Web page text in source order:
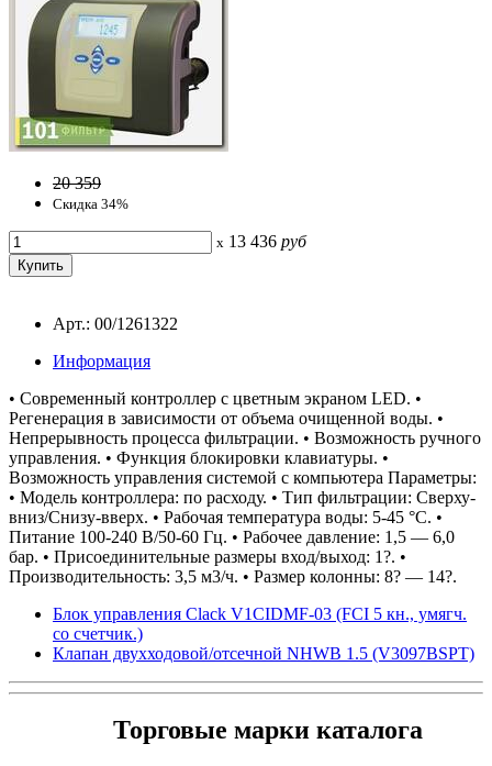
20 359
Скидка 34%
x 13 436 руб
Арт.: 00/1261322
Информация
• Современный контроллер с цветным экраном LED. •
Регенерация в зависимости от объема очищенной воды. •
Непрерывность процесса фильтрации. • Возможность ручного
управления. • Функция блокировки клавиатуры. •
Возможность управления системой с компьютера Параметры:
• Модель контроллера: по расходу. • Тип фильтрации: Сверху-
вниз/Снизу-вверх. • Рабочая температура воды: 5-45 °С. •
Питание 100-240 В/50-60 Гц. • Рабочее давление: 1,5 — 6,0
бар. • Присоединительные размеры вход/выход: 1?. •
Производительность: 3,5 м3/ч. • Размер колонны: 8? — 14?.
Блок управления Clack V1CIDMF-03 (FCI 5 кн., умягч.
со счетчик.)
Клапан двухходовой/отсечной NHWB 1.5 (V3097BSPT)
Торговые марки каталога